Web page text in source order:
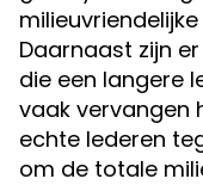
Daarnaast zijn
die een langere
vaak vervangen
echte lederen
om de totale